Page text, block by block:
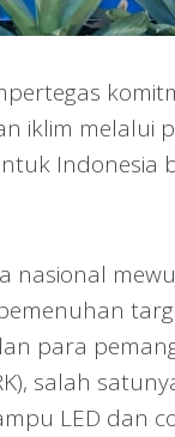
iklim melalui
Indonesia
nasional
para
salah
LED dan